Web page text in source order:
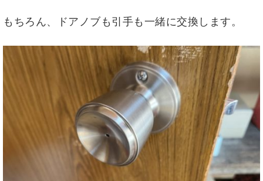
もちろん、ドアノブも引手も一緒に交換します。